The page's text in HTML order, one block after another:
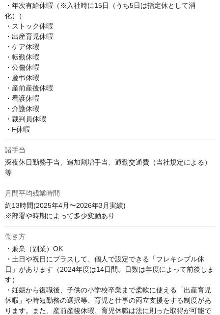
・年次有給休暇（※入社時に15日（うち5日は指定休として消
化））
・ストック休暇
・出産育児休暇
・ケア休暇
・転勤休暇
・公傷休暇
・慶弔休暇
・産前産後休暇
・看護休暇
・介護休暇
・裁判員休暇
・F休暇
諸手当
深夜休日勤務手当、追加割増手当、通勤交通費（当社規定による）
等
月間平均残業時間
約13時間(2025年4月〜2026年3月実績)
※部署や時期によって多少変動あり
働き方
・兼業（副業）OK
・土日や祝日にプラスして、個人で設定できる「フレキシブル休
日」があります（2024年度は14日間。日数は年度によって前後しま
す）
・妊娠から復職後、子供の小学校卒業まで柔軟に使える「出産育児
休暇」や時短勤務の選択等、育児と仕事の両立支援をする制度があ
ります。また、産前産後休暇、育児休職は法に則った取得が可能で